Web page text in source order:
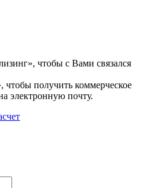
чтобы с Вами связался
чтобы получить коммерческое
электронную почту.